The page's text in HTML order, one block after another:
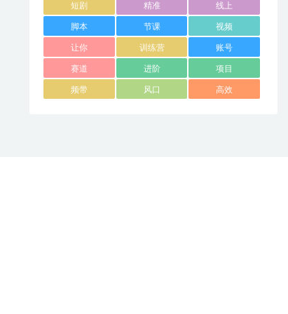
短剧 精准 线上
脚本 节课 视频
让你 训练营 账号
赛道 进阶 项目
频带 风口 高效